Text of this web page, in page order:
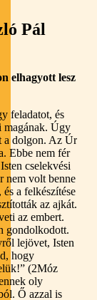
Pál
elhagyott lesz
feladatot, és
magának. Úgy
a dolgon. Az Úr
Ebbe nem fér
cselekvési
nem volt benne
a felkészítése
az ajkát.
az embert.
gondolkodott.
lejövet, Isten
hogy
(2Móz
oly
Ő azzal is